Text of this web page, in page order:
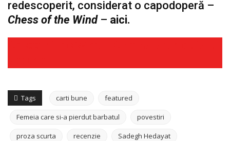
redescoperit, considerat o capodoperă –
Chess of the Wind– aici.
Tags carti bune featured
Femeia care si-a pierdut barbatul povestiri
proza scurta recenzie Sadegh Hedayat